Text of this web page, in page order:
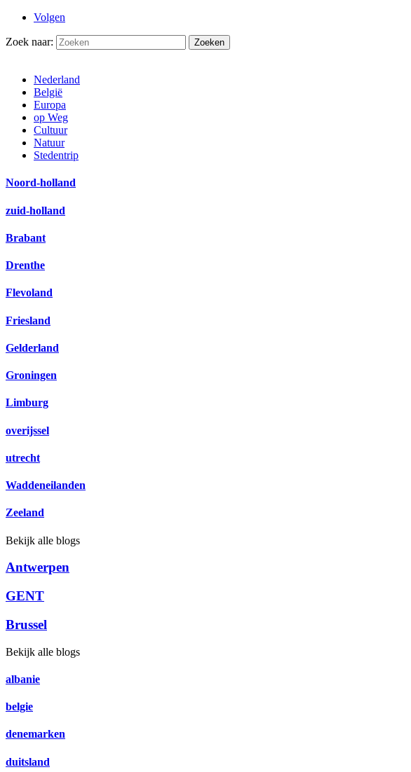
Volgen
Zoek naar:
Nederland
België
Europa
op Weg
Cultuur
Natuur
Stedentrip
Noord-holland
zuid-holland
Brabant
Drenthe
Flevoland
Friesland
Gelderland
Groningen
Limburg
overijssel
utrecht
Waddeneilanden
Zeeland
Bekijk alle blogs
Antwerpen
GENT
Brussel
Bekijk alle blogs
albanie
belgie
denemarken
duitsland